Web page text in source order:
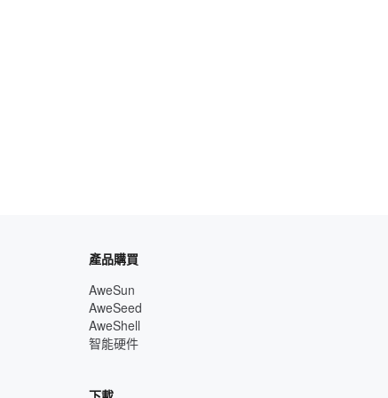
產品購買
AweSun
AweSeed
AweShell
智能硬件